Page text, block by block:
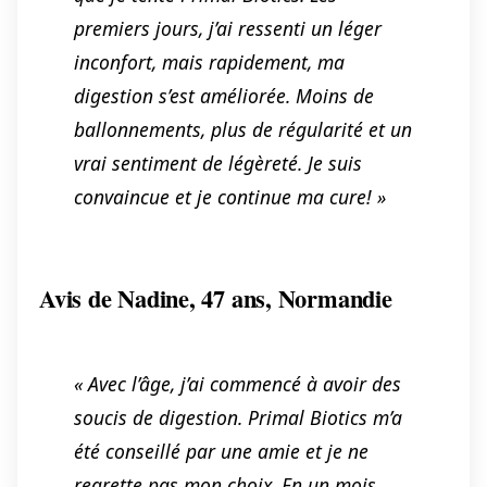
premiers jours, j’ai ressenti un léger
inconfort, mais rapidement, ma
digestion s’est améliorée. Moins de
ballonnements, plus de régularité et un
vrai sentiment de légèreté. Je suis
convaincue et je continue ma cure! »
Avis de Nadine, 47 ans, Normandie
« Avec l’âge, j’ai commencé à avoir des
soucis de digestion. Primal Biotics m’a
été conseillé par une amie et je ne